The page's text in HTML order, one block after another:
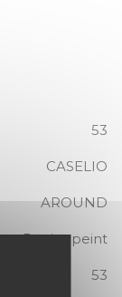
53
CASELIO
AROUND
Papier peint
53